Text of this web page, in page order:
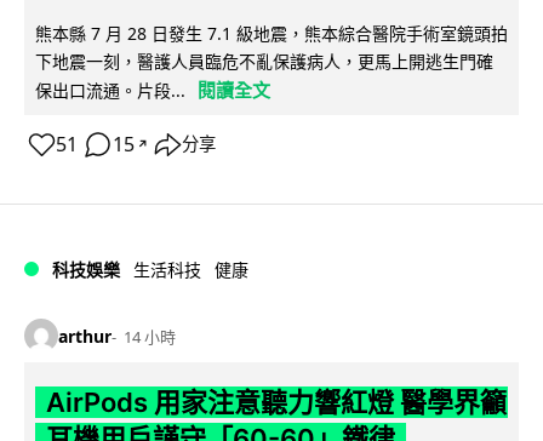
熊本縣 7 月 28 日發生 7.1 級地震，熊本綜合醫院手術室鏡頭拍
下地震一刻，醫護人員臨危不亂保護病人，更馬上開逃生門確
保出口流通。片段...
閱讀全文
51 15 ↗ 分享
科技娛樂 生活科技 健康
arthur 14 小時
AirPods 用家注意聽力響紅燈 醫學界籲